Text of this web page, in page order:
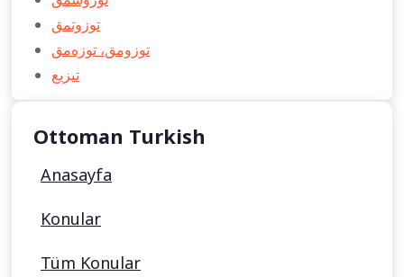
توزوتمق
توزومق، توزه‌‌‌مق
تيزيع
Ottoman Turkish
Anasayfa
Konular
Tüm Konular